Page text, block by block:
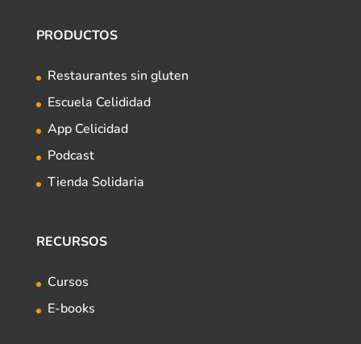
PRODUCTOS
Restaurantes sin gluten
Escuela Celididad
App Celicidad
Podcast
Tienda Solidaria
RECURSOS
Cursos
E-books